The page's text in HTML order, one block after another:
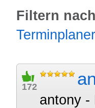
Filtern
172
antony -